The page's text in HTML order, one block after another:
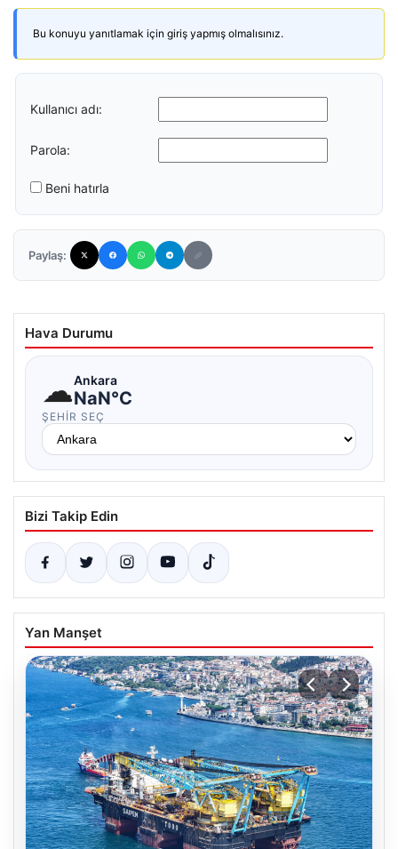
Bu konuyu yanıtlamak için giriş yapmış olmalısınız.
Kullanıcı adı:
Parola:
Beni hatırla
Paylaş:
Hava Durumu
☁Ankara
NaN°C
ŞEHIR SEÇ
Bizi Takip Edin
Yan Manşet